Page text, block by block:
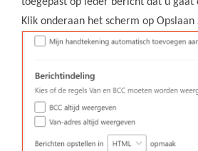
Klik onderaan het scherm op